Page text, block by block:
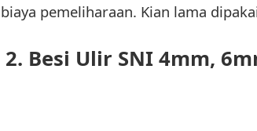
biaya pemeliharaan. Kian lama
2. Besi Ulir SNI 4mm,